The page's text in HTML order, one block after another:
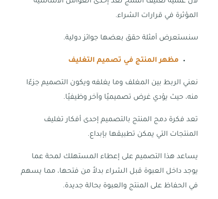
المؤثرة في قرارات الشراء.
سنستعرض أمثلة حقق بعضها جوائز دولية.
مظهر المنتج في تصميم التغليف
نعني الربط بين المغلف وما يغلفه ويكون التصميم جزءًا
منه، حيث يؤدي غرض تصميميًا وآخر وظيفيًا.
تعد فكرة دمج المنتج بالتصميم إحدى أفكار تغليف
المنتجات التي يمكن تطبيقها بإبداع.
يساعد هذا التصميم على إعطاء المستهلك لمحة عما
يوجد داخل العبوة قبل الشراء بدلاً من فتحها، مما يسهم
في الحفاظ على المنتج والعبوة بحالة جديدة.